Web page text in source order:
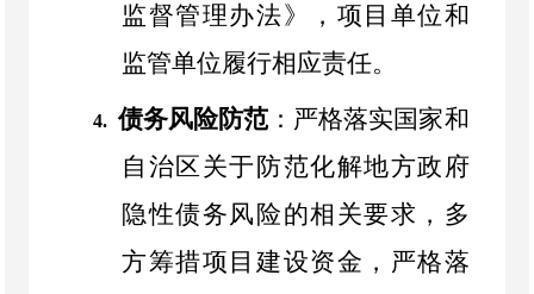
监督管理办法》，项目单位和
监管单位履行相应责任。
4. 债务风险防范 ：严格落实国家和
自治区关于防范化解地方政府
隐性债务风险的相关要求，多
方筹措项目建设资金，严格落